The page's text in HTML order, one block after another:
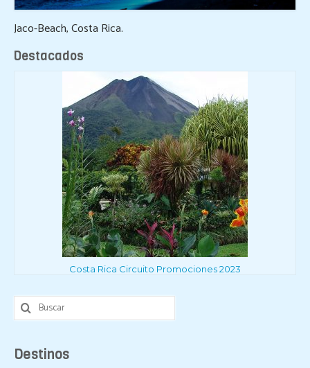
Jaco-Beach, Costa Rica.
Destacados
Costa Rica Circuito Promociones 2023
Buscar
por:
Destinos